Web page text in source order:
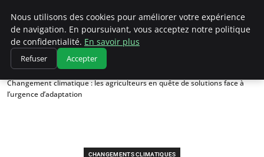
Climatedebtagents
Accueil
Changements climatiques
Changement climatique : les agriculteurs en quête de solutions face à
l’urgence d’adaptation
CHANGEMENTS CLIMATIQUES
Nous utilisons des cookies pour améliorer votre expérience
de navigation. En poursuivant, vous acceptez notre politique
de confidentialité. En savoir plus
Refuser Accepter